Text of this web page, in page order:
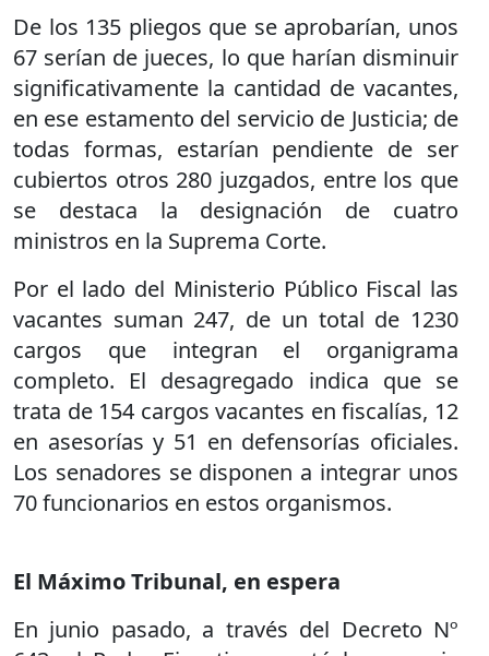
De los 135 pliegos que se aprobarían, unos
67 serían de jueces, lo que harían disminuir
significativamente la cantidad de vacantes,
en ese estamento del servicio de Justicia; de
todas formas, estarían pendiente de ser
cubiertos otros 280 juzgados, entre los que
se destaca la designación de cuatro
ministros en la Suprema Corte.
Por el lado del Ministerio Público Fiscal las
vacantes suman 247, de un total de 1230
cargos que integran el organigrama
completo. El desagregado indica que se
trata de 154 cargos vacantes en fiscalías, 12
en asesorías y 51 en defensorías oficiales.
Los senadores se disponen a integrar unos
70 funcionarios en estos organismos.
El Máximo Tribunal, en espera
En junio pasado, a través del Decreto Nº